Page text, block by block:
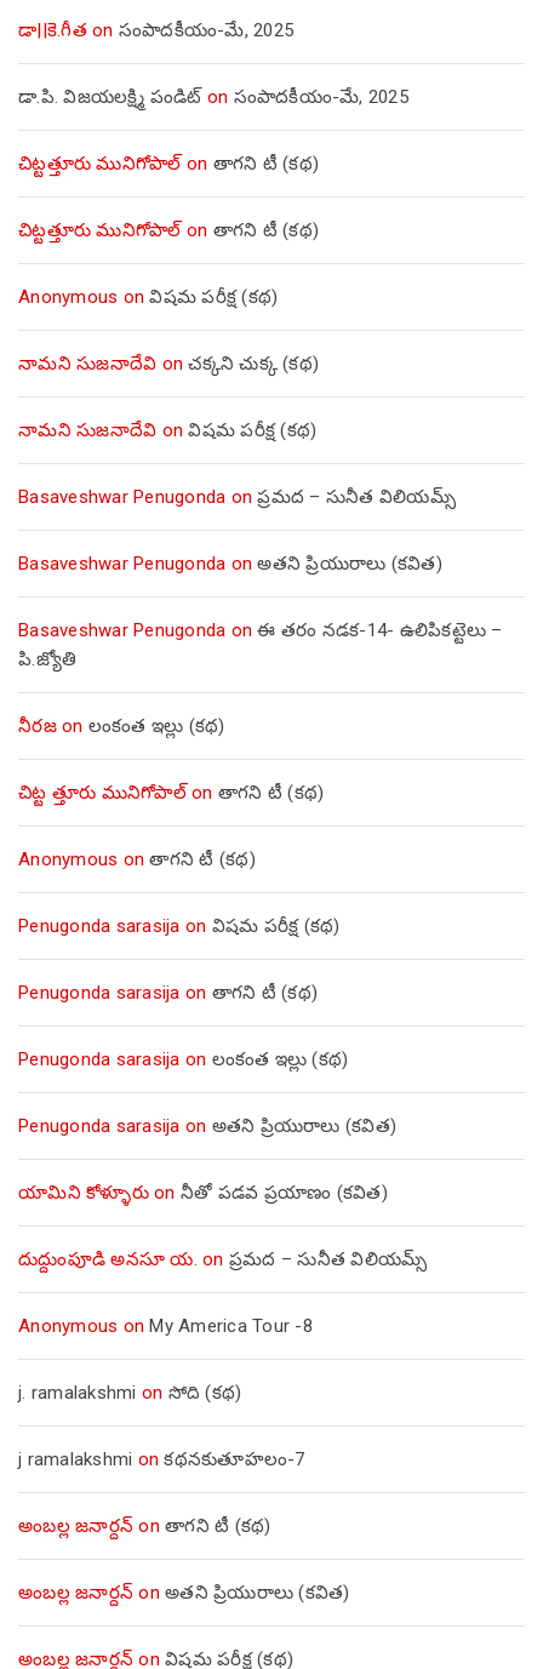
డా||కె.గీత on సంపాదకీయం-మే, 2025
డా.పి. విజయలక్ష్మి పండిట్ on సంపాదకీయం-మే, 2025
చిట్టత్తూరు మునిగోపాల్on తాగని టీ (కథ)
చిట్టత్తూరు మునిగోపాల్on తాగని టీ (కథ)
Anonymous onవిషమ పరీక్ష (క‌థ‌)
నామని సుజనాదేవి onచక్కని చుక్క (కథ)
నామని సుజనాదేవి onవిషమ పరీక్ష (క‌థ‌)
Basaveshwar Penugonda onప్రమద – సునీత విలియమ్స్
Basaveshwar Penugonda onఅతని ప్రియురాలు (కవిత)
Basaveshwar Penugonda onఈ తరం నడక-14- ఉలిపికట్టెలు –
పి.జ్యోతి
నీరజon లంకంత ఇల్లు (కథ)
చిట్ట త్తూరు మునిగోపాల్on తాగని టీ (కథ)
Anonymous onతాగని టీ (కథ)
Penugonda sarasija on విషమ పరీక్ష (క‌థ‌)
Penugonda sarasija on తాగని టీ (కథ)
Penugonda sarasija on లంకంత ఇల్లు (కథ)
Penugonda sarasija on అతని ప్రియురాలు (కవిత)
యామిని కోళ్ళూరుon నీతో పడవ ప్రయాణం (కవిత)
దుద్దుంపూడి అనసూ య. on ప్రమద – సునీత విలియమ్స్
Anonymous onMy America Tour -8
j. ramalakshmi on సోది (కథ)
j ramalakshmi onకథనకుతూహలం-7
అంబల్ల జనార్దన్ on తాగని టీ (కథ)
అంబల్ల జనార్దన్ on అతని ప్రియురాలు (కవిత)
అంబల్ల జనార్దన్ on విషమ పరీక్ష (క‌థ‌)